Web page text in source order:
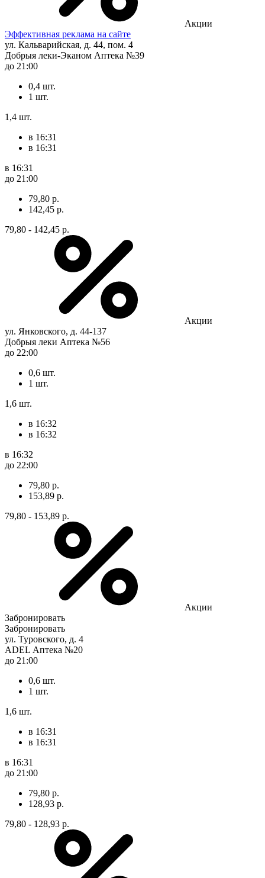
Акции
Эффективная реклама на сайте
ул. Кальварийская, д. 44, пом. 4
Добрыя леки-Эканом Аптека №39
до 21:00
0,4 шт.
1 шт.
1,4 шт.
в 16:31
в 16:31
в 16:31
до 21:00
79,80 р.
142,45 р.
79,80 - 142,45 р.
Акции
ул. Янковского, д. 44-137
Добрыя леки Аптека №56
до 22:00
0,6 шт.
1 шт.
1,6 шт.
в 16:32
в 16:32
в 16:32
до 22:00
79,80 р.
153,89 р.
79,80 - 153,89 р.
Акции
Забронировать
Забронировать
ул. Туровского, д. 4
ADEL Аптека №20
до 21:00
0,6 шт.
1 шт.
1,6 шт.
в 16:31
в 16:31
в 16:31
до 21:00
79,80 р.
128,93 р.
79,80 - 128,93 р.